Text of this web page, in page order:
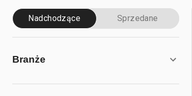
Nadchodzące Sprzedane
Branże